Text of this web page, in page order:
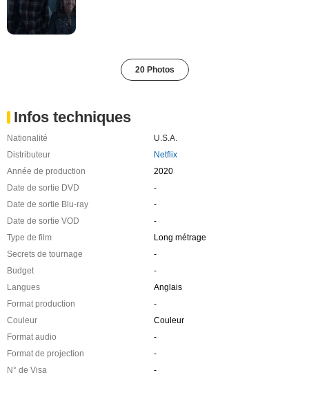
20 Photos
Infos techniques
Nationalité
U.S.A.
Distributeur
Netflix
Année de production
2020
Date de sortie DVD
-
Date de sortie Blu-ray
-
Date de sortie VOD
-
Type de film
Long métrage
Secrets de tournage
-
Budget
-
Langues
Anglais
Format production
-
Couleur
Couleur
Format audio
-
Format de projection
-
N° de Visa
-